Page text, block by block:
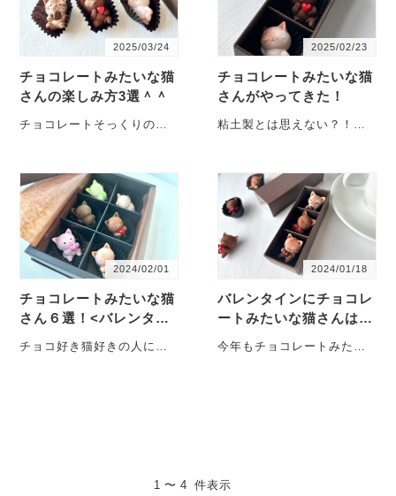
2025/03/24
チョコレートみたいな猫
さんの楽しみ方3選＾＾
チョコレートそっくりの猫
猫さんです ・・・
2025/02/23
チョコレートみたいな猫
さんがやってきた！
粘土製とは思えない？！個
お届けする・・・
2024/02/01
チョコレートみたいな猫
さん６選！<バレンタイ
ン/プレゼント>
チョコ好き猫好きの人にお
2024/01/18
バレンタインにチョコレ
ートみたいな猫さんはい
かが？
今年もチョコレートみたい
1 〜 4 件表示